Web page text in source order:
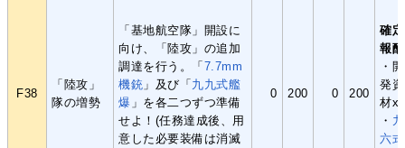
F38
「陸攻」
隊の増勢
「基地航空隊」開設に
向け、「陸攻」の追加
調達を行う。「7.7mm
機銃 」及び「九九式艦
爆 」を各二つずつ準備
せよ！(任務達成後、用
意した必要装備は消滅
0 200 0 200
確定
報酬
・開
発資
材x2
・ 九
六式